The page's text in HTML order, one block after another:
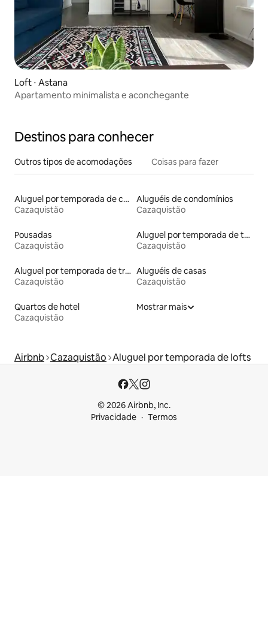
Loft ⋅ Astana
Apartamento minimalista e aconchegante
Destinos para conhecer
Outros tipos de acomodações Coisas para fazer
Aluguel por temporada de casas de hóspedes
Cazaquistão
Aluguéis de condomínios
Cazaquistão
Pousadas
Cazaquistão
Aluguel por temporada de townhouses
Cazaquistão
Aluguel por temporada de trailers
Cazaquistão
Aluguéis de casas
Cazaquistão
Quartos de hotel
Cazaquistão
Mostrar mais
Airbnb Cazaquistão Aluguel por temporada de lofts
© 2026 Airbnb, Inc.
Privacidade
Termos